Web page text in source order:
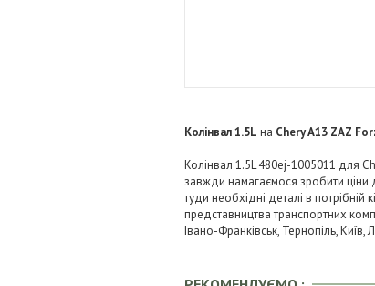
Колінвал 1.5L на Chery A13 ZAZ
Колінвал 1.5L 480ej-1005011 для
завжди намагаємося зробити
туди необхідні деталі в потрібній
представництва транспортних
Івано-Франківськ, Тернопіль,